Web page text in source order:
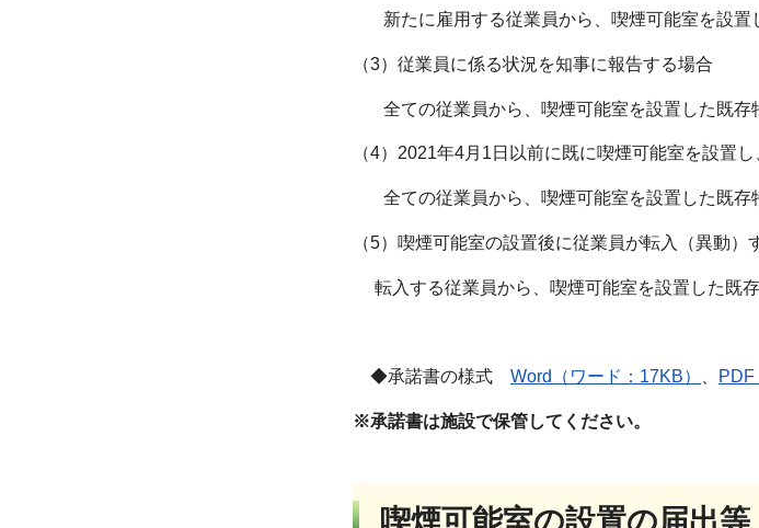
新たに雇用する従業員から、喫煙可能室を設置
（3）従業員に係る状況を知事に報告する場合
全ての従業員から、喫煙可能室を設置した既存
（4）2021年4月1日以前に既に喫煙可能室を設置
全ての従業員から、喫煙可能室を設置した既存
（5）喫煙可能室の設置後に従業員が転入（異動）
転入する従業員から、喫煙可能室を設置した既
◆承諾書の様式 Word（ワード：17KB） 、 PDF
※承諾書は施設で保管してください。
喫煙可能室の設置の届出等